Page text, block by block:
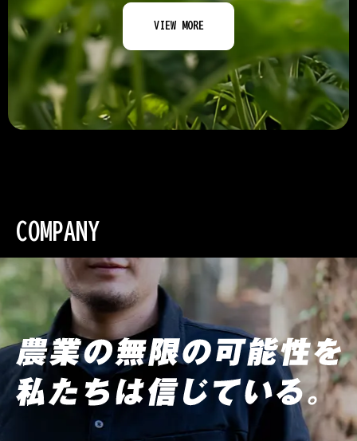
VIEW MORE
COMPANY